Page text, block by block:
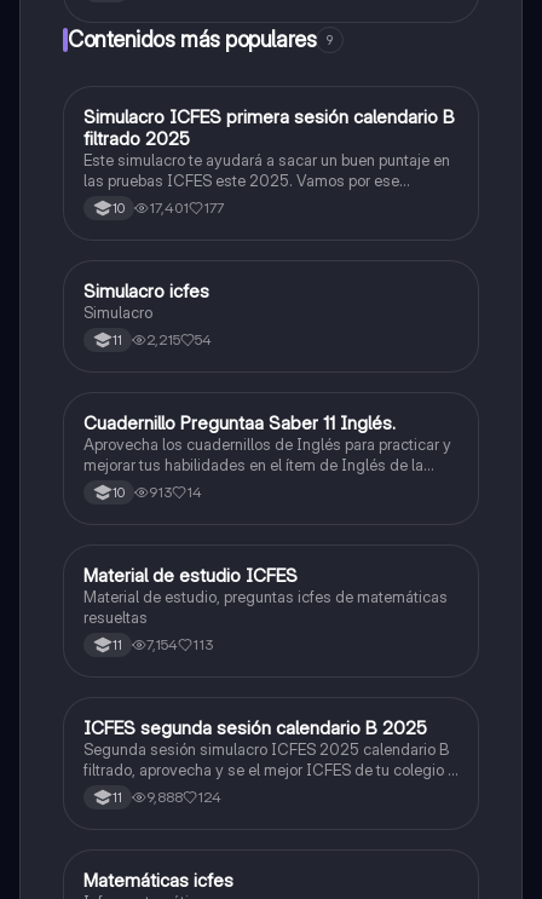
Contenidos más populares 9
ICFES: Matemáticas
Simulacro ICFES primera sesión calendario B
filtrado 2025
Este simulacro te ayudará a sacar un buen puntaje en
las pruebas ICFES este 2025. Vamos por ese
500/500. Y poder ser admitido en la universidad que
quieras, estudiar la carrera que quieres y no la que te
10 17,401 177
ICFES: Lectura Crítica
Simulacro icfes
Simulacro
11 2,215 54
ICFES: Inglés
Cuadernillo Preguntaa Saber 11 Inglés.
Aprovecha los cuadernillos de Inglés para practicar y
mejorar tus habilidades en el ítem de Inglés de la
Prueba Saber 11. 🫡
10 913 14
ICFES: Matemáticas
Material de estudio ICFES
Material de estudio, preguntas icfes de matemáticas
resueltas
11 7,154 113
ICFES: Lectura Crítica
ICFES segunda sesión calendario B 2025
Segunda sesión simulacro ICFES 2025 calendario B
filtrado, aprovecha y se el mejor ICFES de tu colegio y
poder ingresar a universidad, y estudiar aquella
carrera con la que tanto sueñas.
11 9,888 124
ICFES: Matemáticas
Matemáticas icfes